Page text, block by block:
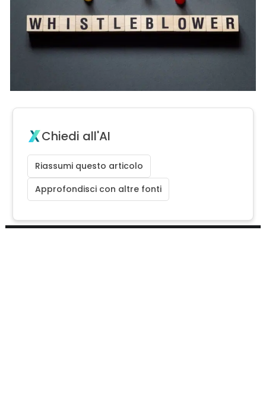
Chiedi all'AI
Riassumi questo articolo
Approfondisci con altre fonti